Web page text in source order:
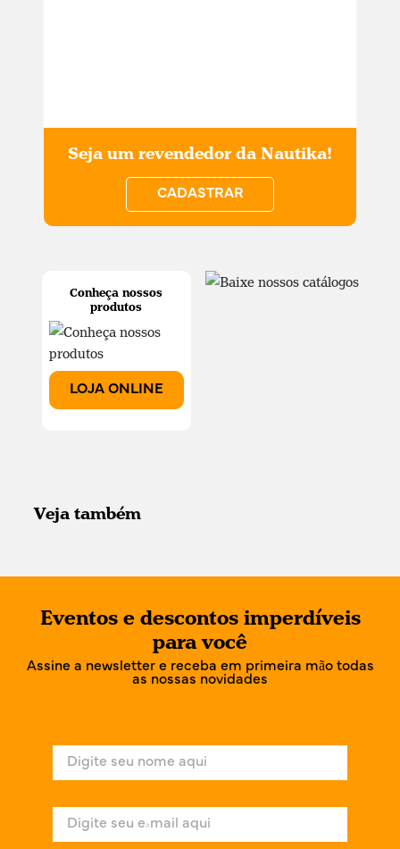
Conheça nossos
produtos
LOJA ONLINE
Seja um revendedor da Nautika!
CADASTRAR
Veja também
Eventos e descontos imperdíveis
para você
Assine a newsletter e receba em primeira mão todas
as nossas novidades
e